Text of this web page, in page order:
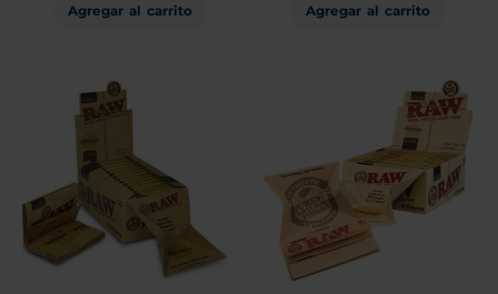
Agregar al carrito Agregar al carrito